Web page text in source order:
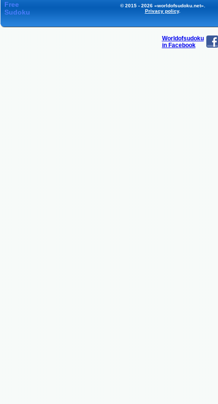
Free
Sudoku
© 2015 - 2026 «worldofsudoku.net».
Privacy policy.
Worldofsudoku
in Facebook